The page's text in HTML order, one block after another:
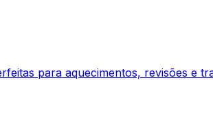
para aquecimentos, revisões e